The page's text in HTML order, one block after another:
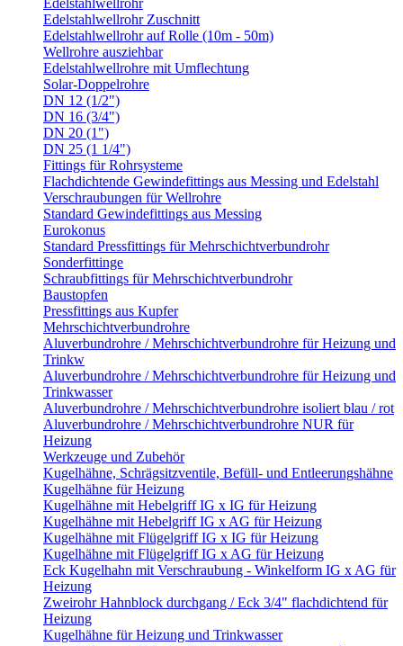
Edelstahlwellrohr
Edelstahlwellrohr Zuschnitt
Edelstahlwellrohr auf Rolle (10m - 50m)
Wellrohre ausziehbar
Edelstahlwellrohre mit Umflechtung
Solar-Doppelrohre
DN 12 (1/2")
DN 16 (3/4")
DN 20 (1")
DN 25 (1 1/4")
Fittings für Rohrsysteme
Flachdichtende Gewindefittings aus Messing und Edelstahl
Verschraubungen für Wellrohre
Standard Gewindefittings aus Messing
Eurokonus
Standard Pressfittings für Mehrschichtverbundrohr
Sonderfittinge
Schraubfittings für Mehrschichtverbundrohr
Baustopfen
Pressfittings aus Kupfer
Mehrschichtverbundrohre
Aluverbundrohre / Mehrschichtverbundrohre für Heizung und
Trinkw
Aluverbundrohre / Mehrschichtverbundrohre für Heizung und
Trinkwasser
Aluverbundrohre / Mehrschichtverbundrohre isoliert blau / rot
Aluverbundrohre / Mehrschichtverbundrohre NUR für
Heizung
Werkzeuge und Zubehör
Kugelhähne, Schrägsitzventile, Befüll- und Entleerungshähne
Kugelhähne für Heizung
Kugelhähne mit Hebelgriff IG x IG für Heizung
Kugelhähne mit Hebelgriff IG x AG für Heizung
Kugelhähne mit Flügelgriff IG x IG für Heizung
Kugelhähne mit Flügelgriff IG x AG für Heizung
Eck Kugelhahn mit Verschraubung - Winkelform IG x AG für
Heizung
Zweirohr Hahnblock durchgang / Eck 3/4" flachdichtend für
Heizung
Kugelhähne für Heizung und Trinkwasser